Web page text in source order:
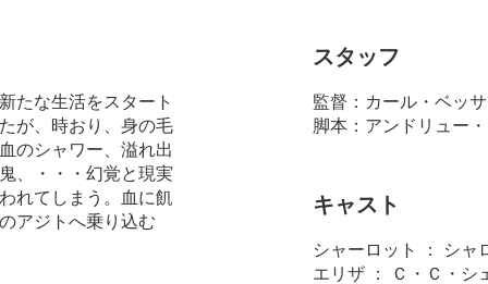
たな生活をスタート
が、時おり、身の毛
のシャワー、溢れ出
、・・・幻覚と現実
れてしまう。血に飢
アジトへ乗り込む
スタッフ
監督：カール・ベッ
脚本：アンドリュー
キャスト
シャーロット ： シャ
エリザ ： Ｃ・Ｃ・シ